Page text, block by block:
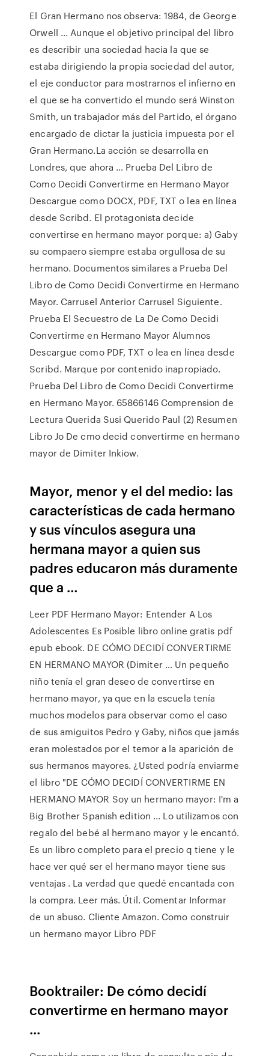
El Gran Hermano nos observa: 1984, de George
Orwell ... Aunque el objetivo principal del libro
es describir una sociedad hacia la que se
estaba dirigiendo la propia sociedad del autor,
el eje conductor para mostrarnos el infierno en
el que se ha convertido el mundo será Winston
Smith, un trabajador más del Partido, el órgano
encargado de dictar la justicia impuesta por el
Gran Hermano.La acción se desarrolla en
Londres, que ahora … Prueba Del Libro de
Como Decidi Convertirme en Hermano Mayor
Descargue como DOCX, PDF, TXT o lea en línea
desde Scribd. El protagonista decide
convertirse en hermano mayor porque: a) Gaby
su compaero siempre estaba orgullosa de su
hermano. Documentos similares a Prueba Del
Libro de Como Decidi Convertirme en Hermano
Mayor. Carrusel Anterior Carrusel Siguiente.
Prueba El Secuestro de La De Como Decidi
Convertirme en Hermano Mayor Alumnos
Descargue como PDF, TXT o lea en línea desde
Scribd. Marque por contenido inapropiado.
Prueba Del Libro de Como Decidi Convertirme
en Hermano Mayor. 65866146 Comprension de
Lectura Querida Susi Querido Paul (2) Resumen
Libro Jo De cmo decid convertirme en hermano
mayor de Dimiter Inkiow.
Mayor, menor y el del medio: las
características de cada hermano
y sus vínculos asegura una
hermana mayor a quien sus
padres educaron más duramente
que a …
Leer PDF Hermano Mayor: Entender A Los
Adolescentes Es Posible libro online gratis pdf
epub ebook. DE CÓMO DECIDÍ CONVERTIRME
EN HERMANO MAYOR (Dimiter … Un pequeño
niño tenía el gran deseo de convertirse en
hermano mayor, ya que en la escuela tenía
muchos modelos para observar como el caso
de sus amiguitos Pedro y Gaby, niños que jamás
eran molestados por el temor a la aparición de
sus hermanos mayores. ¿Usted podría enviarme
el libro "DE CÓMO DECIDÍ CONVERTIRME EN
HERMANO MAYOR Soy un hermano mayor: I'm a
Big Brother Spanish edition ... Lo utilizamos con
regalo del bebé al hermano mayor y le encantó.
Es un libro completo para el precio q tiene y le
hace ver qué ser el hermano mayor tiene sus
ventajas . La verdad que quedé encantada con
la compra. Leer más. Útil. Comentar Informar
de un abuso. Cliente Amazon. Como construir
un hermano mayor Libro PDF
Booktrailer: De cómo decidí
convertirme en hermano mayor
...